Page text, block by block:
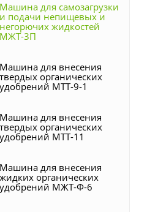
Машина для самозагрузки
и подачи непищевых и
негорючих жидкостей
МЖТ-3П
Машина для внесения
твердых органических
удобрений МТТ-9-1
Машина для внесения
твердых органических
удобрений МТТ-11
Машина для внесения
жидких органических
удобрений МЖТ-Ф-6